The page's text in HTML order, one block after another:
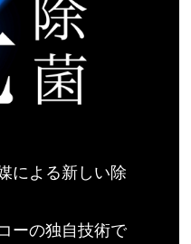
による新しい除
ーの独自技術で